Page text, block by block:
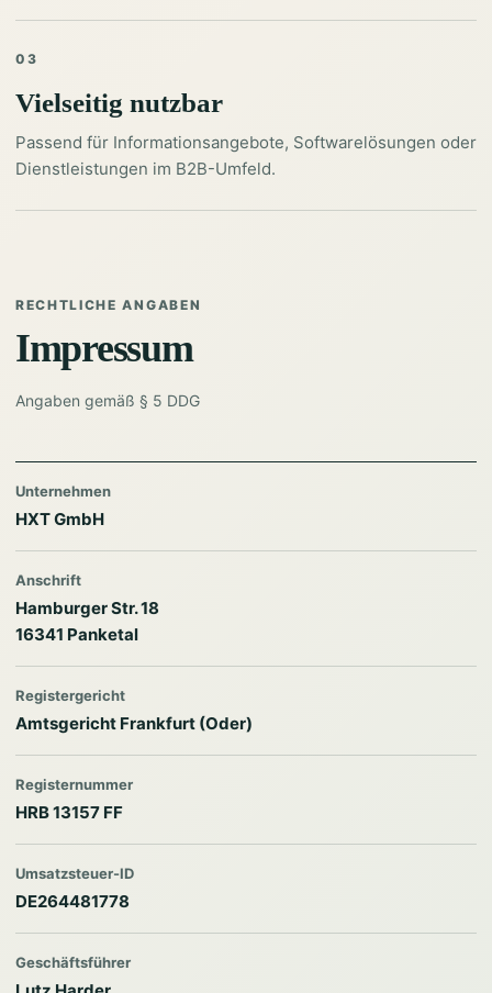
03
Vielseitig nutzbar
Passend für Informationsangebote, Softwarelösungen oder
Dienstleistungen im B2B-Umfeld.
RECHTLICHE ANGABEN
Impressum
Angaben gemäß § 5 DDG
Unternehmen
HXT GmbH
Anschrift
Hamburger Str. 18
16341 Panketal
Registergericht
Amtsgericht Frankfurt (Oder)
Registernummer
HRB 13157 FF
Umsatzsteuer-ID
DE264481778
Geschäftsführer